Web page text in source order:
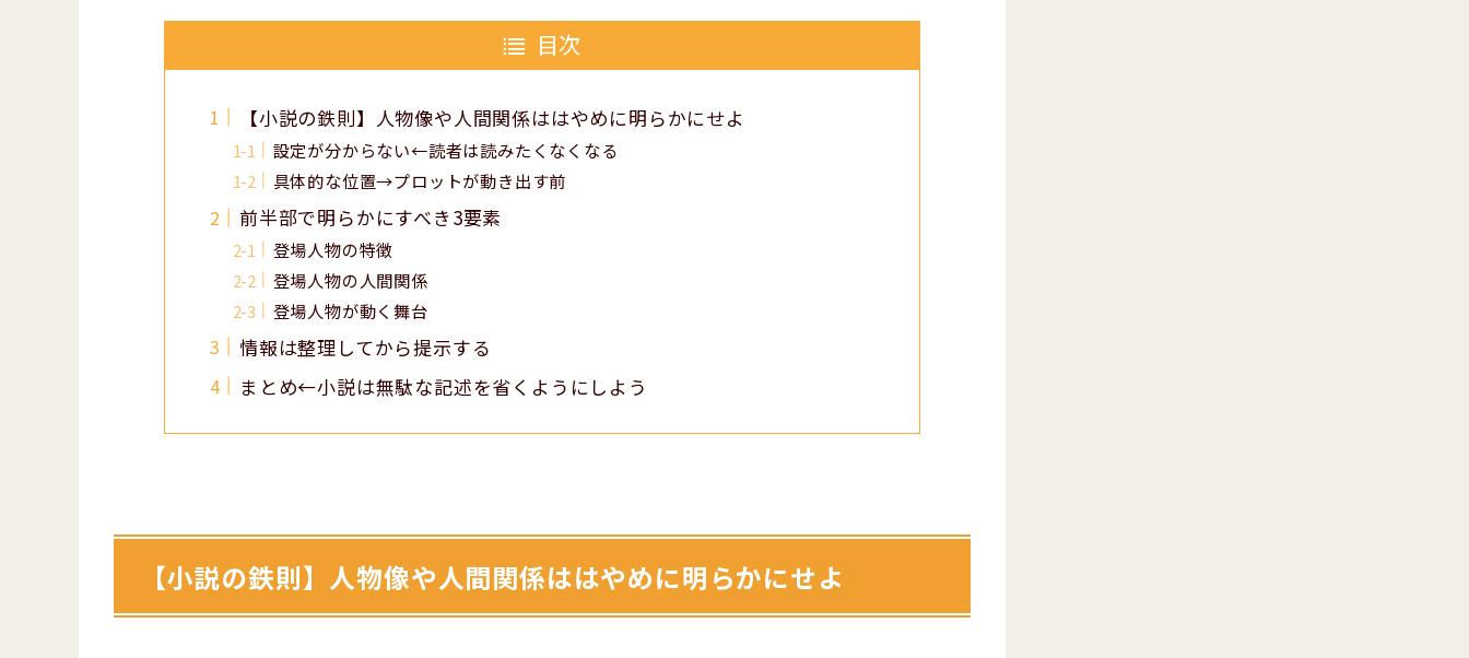
目次
【小説の鉄則】人物像や人間関係ははやめに明らかにせよ
設定が分からない←読者は読みたくなくなる
具体的な位置→プロットが動き出す前
前半部で明らかにすべき3要素
登場人物の特徴
登場人物の人間関係
登場人物が動く舞台
情報は整理してから提示する
まとめ←小説は無駄な記述を省くようにしよう
【小説の鉄則】人物像や人間関係ははやめに明らかにせよ